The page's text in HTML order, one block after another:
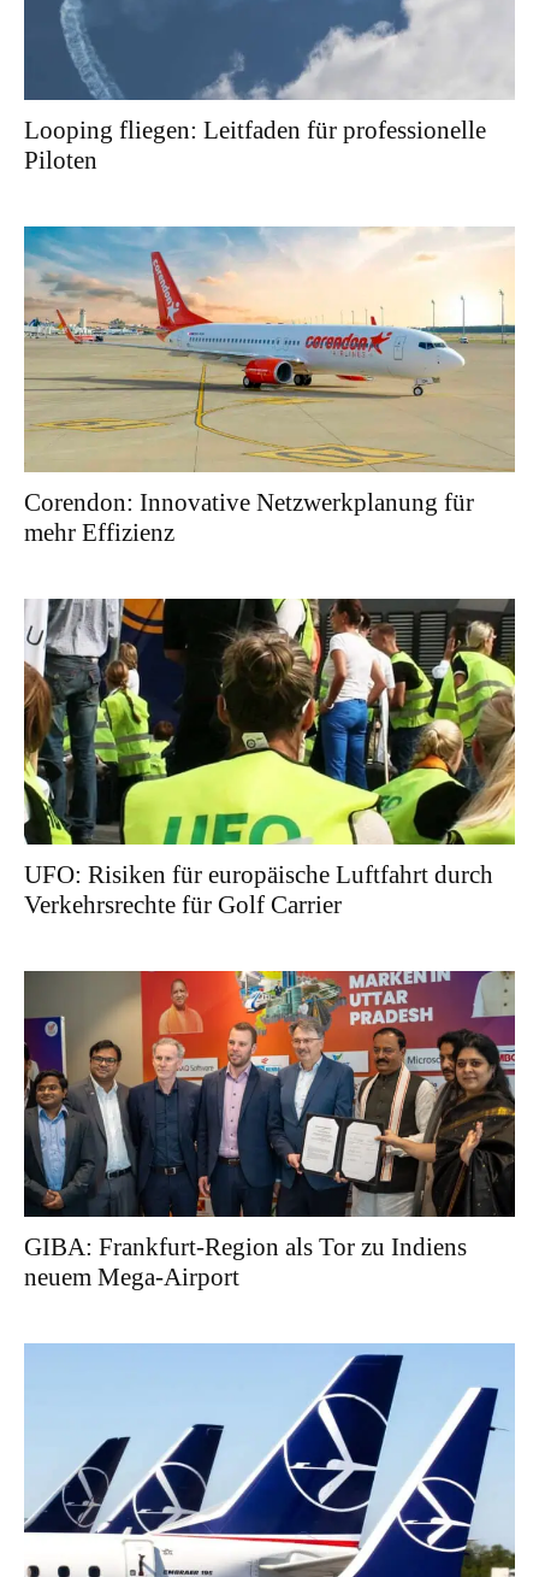
Looping fliegen: Leitfaden für professionelle
Piloten
Corendon: Innovative Netzwerkplanung für
mehr Effizienz
UFO: Risiken für europäische Luftfahrt durch
Verkehrsrechte für Golf Carrier
GIBA: Frankfurt-Region als Tor zu Indiens
neuem Mega-Airport